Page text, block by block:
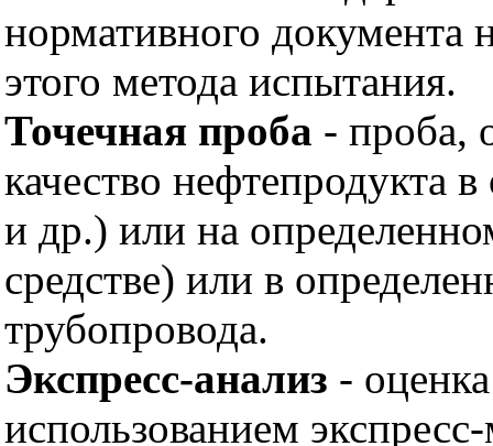
нормативного документа
этого метода испытания.
Точечная проба - проба,
качество нефтепродукта
и др.) или на
средстве) или в
трубопровода.
Экспресс-анализ -
использованием